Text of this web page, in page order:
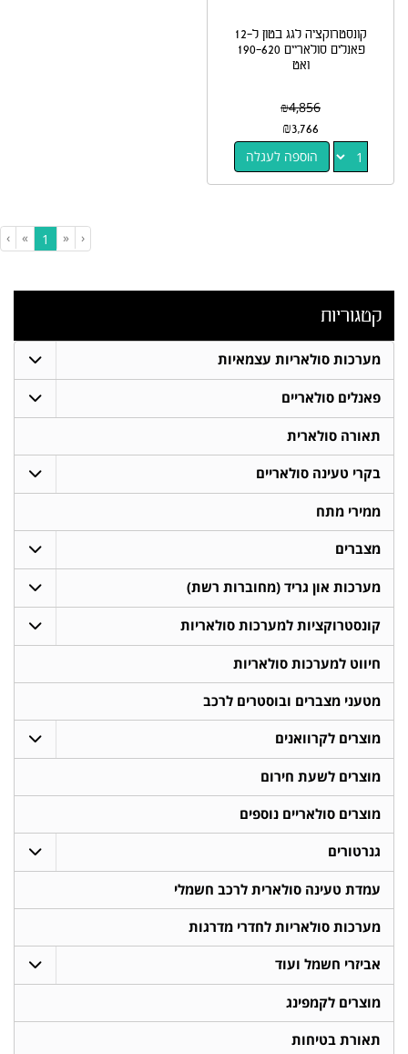
קונסטרוקציה לגג בטון ל-12
פאנלים סולאריים 190-620
ואט
₪4,856
₪3,766
הוספה לעגלה
‹
«
1
»
›
קטגוריות
מערכות סולאריות עצמאיות
פאנלים סולאריים
תאורה סולארית
בקרי טעינה סולאריים
ממירי מתח
מצברים
מערכות און גריד (מחוברות רשת)
קונסטרוקציות למערכות סולאריות
חיווט למערכות סולאריות
מטעני מצברים ובוסטרים לרכב
מוצרים לקרוואנים
מוצרים לשעת חירום
מוצרים סולאריים נוספים
גנרטורים
עמדת טעינה סולארית לרכב חשמלי
מערכות סולאריות לחדרי מדרגות
אביזרי חשמל ועוד
מוצרים לקמפינג
תאורת בטיחות